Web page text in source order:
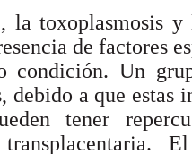
la toxoplasmosis
de factores
condición. Un
debido a que
tener
transplacentaria.